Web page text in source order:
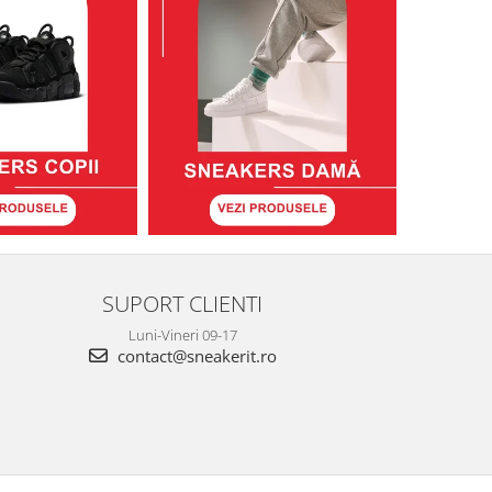
SUPORT CLIENTI
Luni-Vineri 09-17
contact@sneakerit.ro